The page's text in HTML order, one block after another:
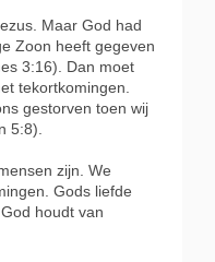
Maar God had
Zoon heeft gegeven
3:16). Dan moet
tekortkomingen.
gestorven toen wij
5:8).
zijn. We
Gods liefde
houdt van